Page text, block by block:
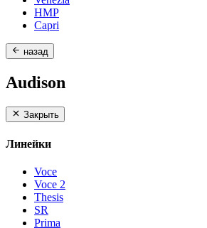
HMP
Capri
назад
Audison
Закрыть
Линейки
Voce
Voce 2
Thesis
SR
Prima